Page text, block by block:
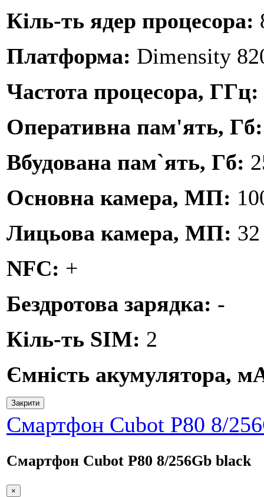
Кіль-ть ядер процесора:
Платформа: Dimensity
Частота процесора, ГГц:
Оперативна пам'ять,
Вбудована пам`ять, Гб:
Основна камера, МП:
Лицьова камера, МП: 32
NFC: +
Бездротова зарядка: -
Кіль-ть SIM: 2
Ємність акумулятора,
Закрити
Смартфон Cubot P80 8/
Смартфон Cubot P80 8/256Gb black
×